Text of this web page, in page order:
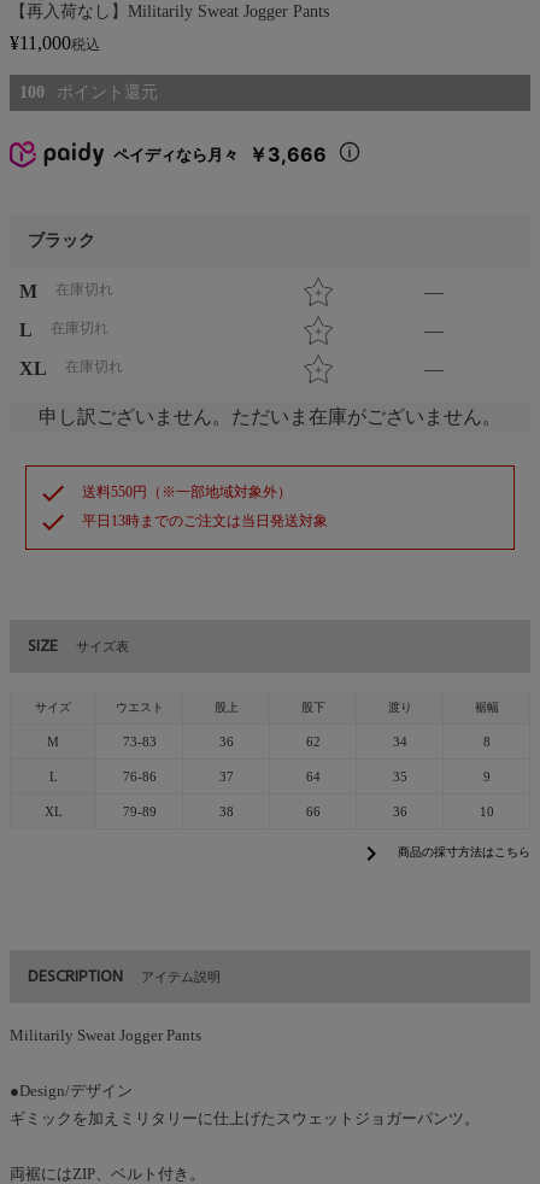
【再入荷なし】Militarily Sweat Jogger Pants
¥11,000税込
100
ペイディなら月々 ￥3,666
ブラック
M 在庫切れ
—
L
在庫切れ
—
XL
在庫切れ —
申し訳ございません。ただいま在庫がございません。
check 送料550円（※一部地域対象外）
check 平日13時までのご注文は当日発送対象
SIZE サイズ表
サイズ ウエスト 股上 股下 渡り 裾幅
M 73-83 36 62 34 8
L 76-86 37 64 35 9
XL 79-89 38 66 36 10
chevron_right 商品の採寸方法はこちら
DESCRIPTION アイテム説明
Militarily Sweat Jogger Pants
●Design/デザイン
ギミックを加えミリタリーに仕上げたスウェットジョガーパンツ。
両裾にはZIP、ベルト付き。